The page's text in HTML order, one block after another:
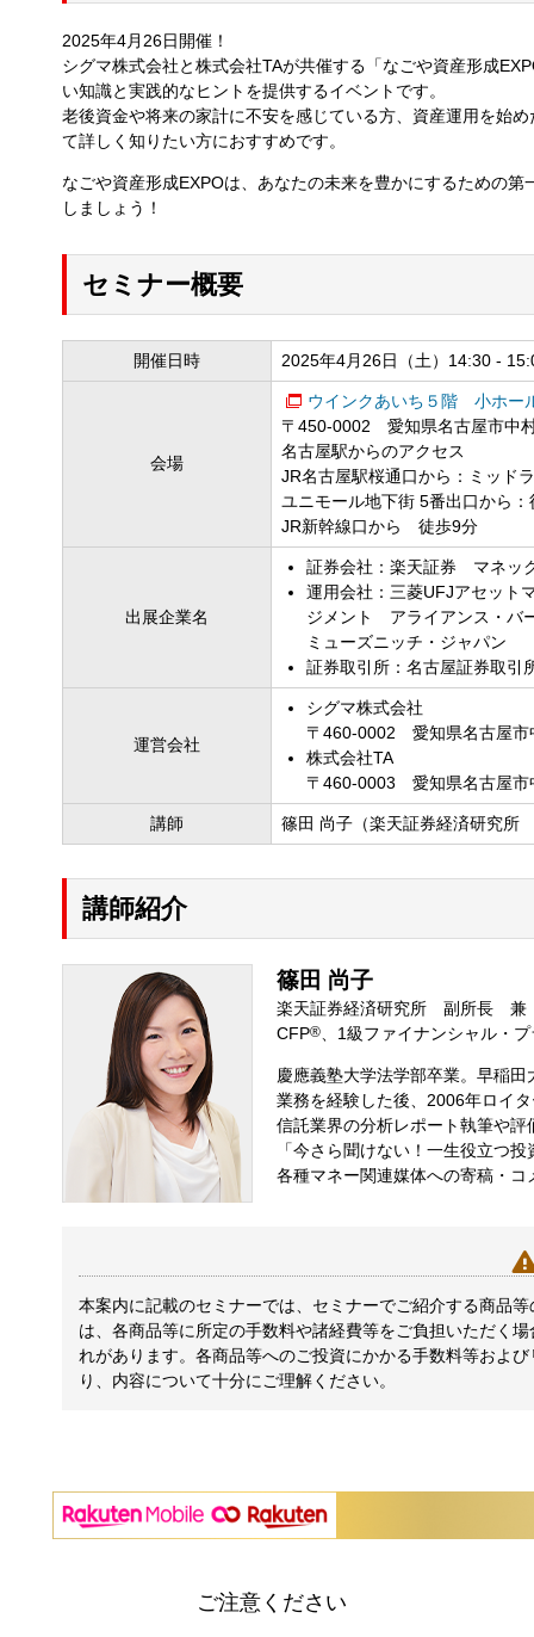
2025年4月26日開催！
シグマ株式会社と株式会社TAが共催する「なごや資産形成
い知識と実践的なヒントを提供するイベントです。
老後資金や将来の家計に不安を感じている方、資産運用を始
て詳しく知りたい方におすすめです。
なごや資産形成EXPOは、あなたの未来を豊かにするための
しましょう！
セミナー概要
開催日時 2025年4月26日（土）14:30 -
会場
ウインクあいち５階 小ホー
〒450-0002 愛知県名古屋市中
名古屋駅からのアクセス
JR名古屋駅桜通口から：ミッド
ユニモール地下街 5番出口から：
JR新幹線口から 徒歩9分
出展企業名
証券会社：楽天証券 マネッ
運用会社：三菱UFJアセッ
ジメント アライアンス・
ミューズニッチ・ジャパン
証券取引所：名古屋証券取引
運営会社
シグマ株式会社
〒460-0002 愛知県名古屋
株式会社TA
〒460-0003 愛知県名古屋
講師 篠田 尚子（楽天証券経済研究
講師紹介
篠田 尚子
楽天証券経済研究所 副所長 兼
CFP® 、1級ファイナンシャル・
慶應義塾大学法学部卒業。早稲
業務を経験した後、2006年ロイ
信託業界の分析レポート執筆や
「今さら聞けない！一生役立つ
各種マネー関連媒体への寄稿・コ
本案内に記載のセミナーでは、セミナーでご紹介する商品
は、各商品等に所定の手数料や諸経費等をご負担いただく
れがあります。各商品等へのご投資にかかる手数料等およ
り、内容について十分にご理解ください。
ご注意ください